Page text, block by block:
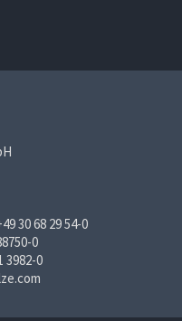
30 68 29 54-0
0
3982-0